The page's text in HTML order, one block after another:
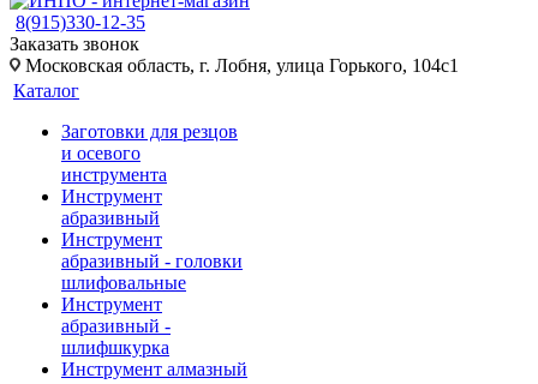
8(915)330-12-35
Заказать звонок
Московская область, г. Лобня, улица Горького, 104с1
Каталог
Заготовки для резцов
и осевого
инструмента
Инструмент
абразивный
Инструмент
абразивный - головки
шлифовальные
Инструмент
абразивный -
шлифшкурка
Инструмент алмазный